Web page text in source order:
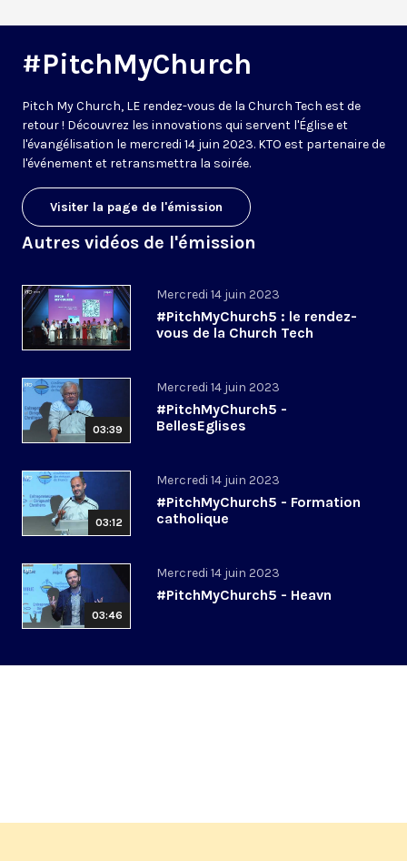
#PitchMyChurch
Pitch My Church, LE rendez-vous de la Church Tech est de
retour ! Découvrez les innovations qui servent l'Église et
l'évangélisation le mercredi 14 juin 2023. KTO est partenaire de
l'événement et retransmettra la soirée.
Visiter la page de l'émission
Autres vidéos de l'émission
Mercredi 14 juin 2023
#PitchMyChurch5 : le rendez-
vous de la Church Tech
03:39
Mercredi 14 juin 2023
#PitchMyChurch5 -
BellesEglises
03:12
Mercredi 14 juin 2023
#PitchMyChurch5 - Formation
catholique
03:46
Mercredi 14 juin 2023
#PitchMyChurch5 - Heavn